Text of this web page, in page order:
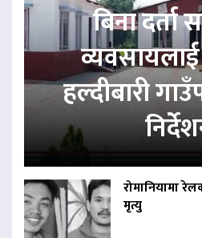
बिना दर्ता
व्यवसायलाई
हल्दीबारी
रोमानियामा
मृत्यु